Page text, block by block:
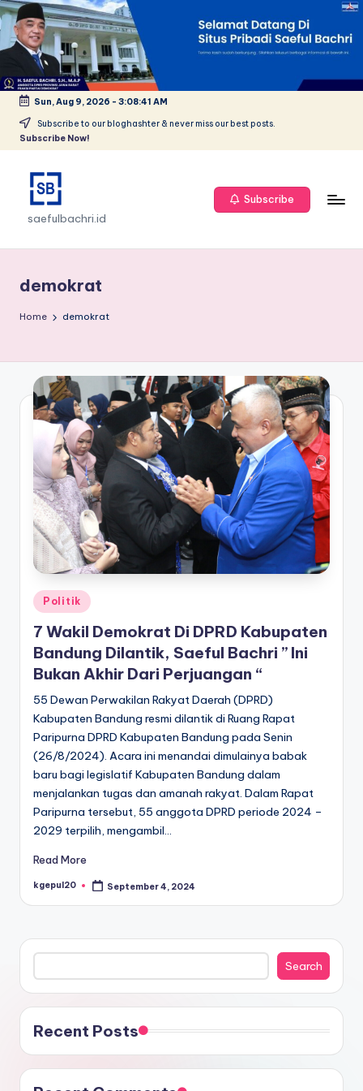
Skip
to
content
Sun, Aug 9, 2026 - 3:08:41 AM
Subscribe to our bloghashter & never miss our best posts.
Subscribe Now!
saefulbachri.id
Subscribe
demokrat
Home demokrat
Posted
in
Politik
7 Wakil Demokrat Di DPRD Kabupaten
Bandung Dilantik, Saeful Bachri ” Ini
Bukan Akhir Dari Perjuangan “
55 Dewan Perwakilan Rakyat Daerah (DPRD)
Kabupaten Bandung resmi dilantik di Ruang Rapat
Paripurna DPRD Kabupaten Bandung pada Senin
(26/8/2024). Acara ini menandai dimulainya babak
baru bagi legislatif Kabupaten Bandung dalam
menjalankan tugas dan amanah rakyat. Dalam Rapat
Paripurna tersebut, 55 anggota DPRD periode 2024 –
2029 terpilih, mengambil…
Read More
Posted
kgepul20 September 4, 2024
Search
Search
Recent Posts